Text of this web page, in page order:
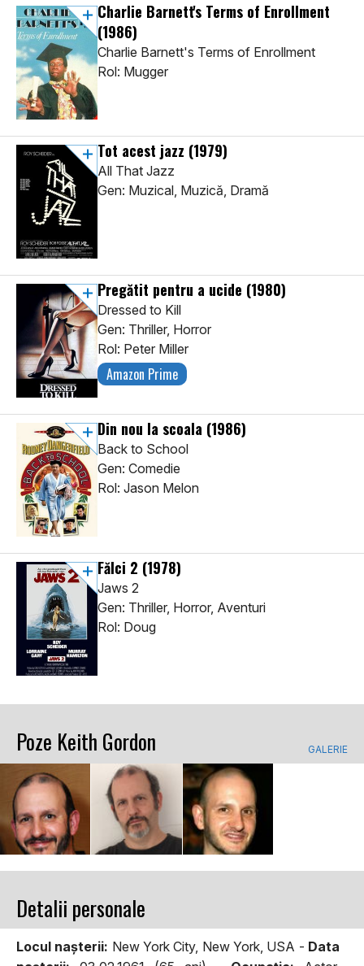
Charlie Barnett's Terms of Enrollment
(1986)
Charlie Barnett's Terms of Enrollment
Rol: Mugger
Tot acest jazz (1979)
All That Jazz
Gen: Muzical, Muzică, Dramă
Pregătit pentru a ucide (1980)
Dressed to Kill
Gen: Thriller, Horror
Rol: Peter Miller
Amazon Prime
Din nou la scoala (1986)
Back to School
Gen: Comedie
Rol: Jason Melon
Fălci 2 (1978)
Jaws 2
Gen: Thriller, Horror, Aventuri
Rol: Doug
Poze Keith Gordon GALERIE
Detalii personale
Locul naşterii: New York City, New York, USA - Data